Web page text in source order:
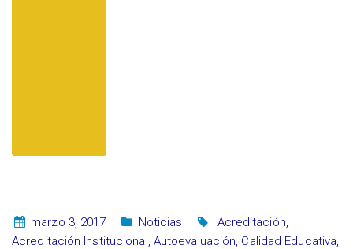
marzo 3, 2017 Noticias Acreditación,
Acreditación Institucional, Autoevaluación, Calidad Educativa,